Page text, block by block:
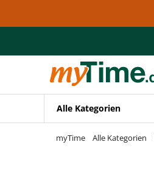
Zur Navigation springen
Alle Kategorien
myTime Alle Kategorien